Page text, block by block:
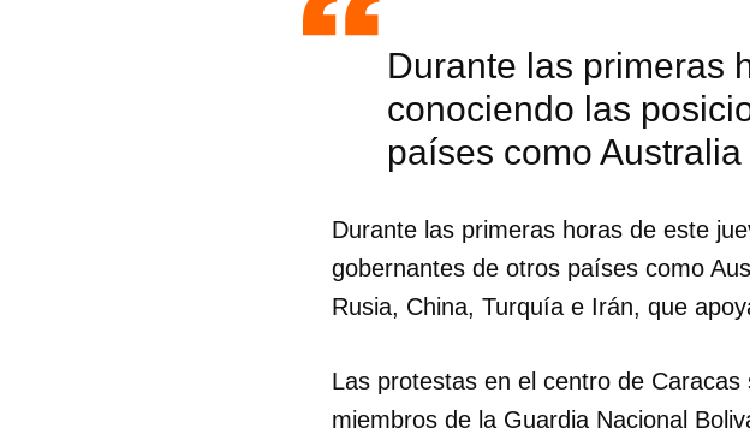
Durante las primeras
conociendo las
países como
Durante las primeras horas de este
gobernantes de otros países como
Rusia, China, Turquía e Irán, que
Las protestas en el centro de
miembros de la Guardia Nacional